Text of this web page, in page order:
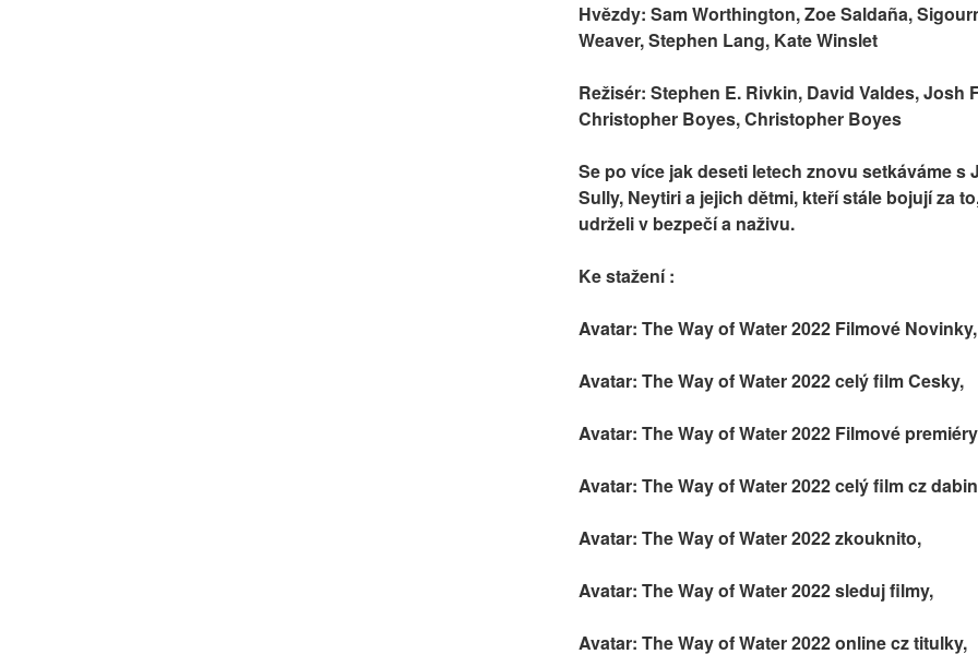
Hvězdy: Sam Worthington, Zoe Saldaña,
Weaver, Stephen Lang, Kate Winslet
Režisér: Stephen E. Rivkin, David Valdes, Josh
Christopher Boyes, Christopher Boyes
Se po více jak deseti letech znovu setkáváme s
Sully, Neytiri a jejich dětmi, kteří stále bojují za
udrželi v bezpečí a naživu.
Ke stažení :
Avatar: The Way of Water 2022 Filmové Novinky,
Avatar: The Way of Water 2022 celý film Cesky,
Avatar: The Way of Water 2022 Filmové
Avatar: The Way of Water 2022 celý film cz
Avatar: The Way of Water 2022 zkouknito,
Avatar: The Way of Water 2022 sleduj filmy,
Avatar: The Way of Water 2022 online cz titulky,